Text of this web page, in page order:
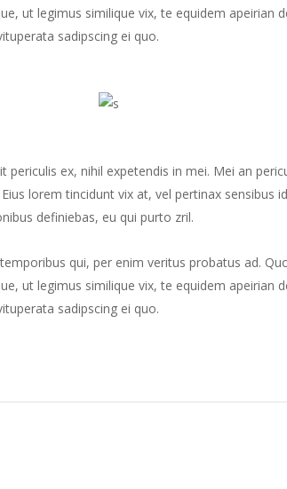
ut legimus similique vix, te equidem apeirian
sadipscing ei quo.
ex, nihil expetendis in mei. Mei an
lorem tincidunt vix at, vel pertinax sensibus
definiebas, eu qui purto zril.
qui, per enim veritus probatus ad.
ut legimus similique vix, te equidem apeirian
sadipscing ei quo.